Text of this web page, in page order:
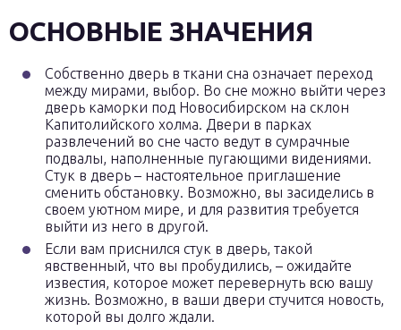
ОСНОВНЫЕ ЗНАЧЕНИЯ
Собственно дверь в ткани сна означает переход
между мирами, выбор. Во сне можно выйти через
дверь каморки под Новосибирском на склон
Капитолийского холма. Двери в парках
развлечений во сне часто ведут в сумрачные
подвалы, наполненные пугающими видениями.
Стук в дверь – настоятельное приглашение
сменить обстановку. Возможно, вы засиделись в
своем уютном мире, и для развития требуется
выйти из него в другой.
Если вам приснился стук в дверь, такой
явственный, что вы пробудились, – ожидайте
известия, которое может перевернуть всю вашу
жизнь. Возможно, в ваши двери стучится новость,
которой вы долго ждали.